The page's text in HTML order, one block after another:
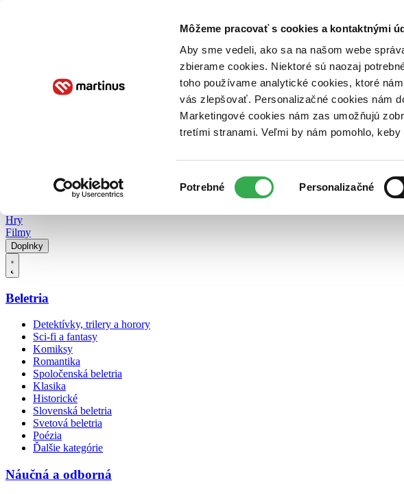
Môžeme pracovať s cookies a kontaktnými
Aby sme vedeli, ako sa na našom webe
zbierame cookies. Niektoré sú naozaj
toho používame analytické cookies, ktoré
vás zlepšovať. Personalizačné cookies nám
Marketingové cookies nám zas umožňujú
tretími stranami. Veľmi by nám pomohlo,
súhlasu
Potrebné Personalizačné
Poukážky Kontakt
Hry
Filmy
Doplnky
Beletria
Detektívky, trilery a horory
Sci-fi a fantasy
Komiksy
Romantika
Spoločenská beletria
Klasika
Historické
Slovenská beletria
Svetová beletria
Poézia
Ďalšie kategórie
Náučná a odborná